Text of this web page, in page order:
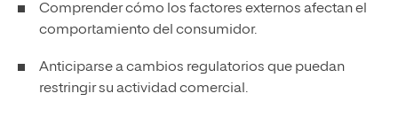
Comprender cómo los factores externos afectan el
comportamiento del consumidor.
Anticiparse a cambios regulatorios que puedan
restringir su actividad comercial.